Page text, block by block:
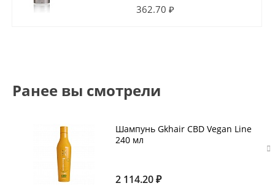
362.70 ₽
Ранее вы смотрели
Шампунь Gkhair CBD Vegan Line
240 мл
2 114.20 ₽